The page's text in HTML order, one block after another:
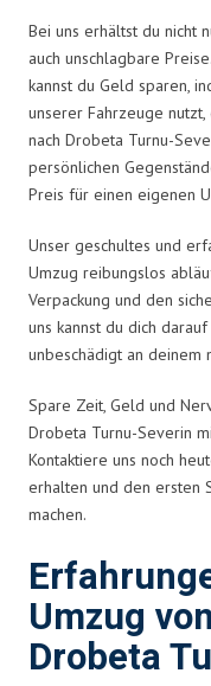
Bei uns erhältst du nicht
auch unschlagbare
kannst du Geld sparen,
unserer Fahrzeuge
nach Drobeta Turnu-
persönlichen
Preis für einen eigenen
Unser geschultes und
Umzug reibungslos
Verpackung und den
uns kannst du dich
unbeschädigt an deinem
Spare Zeit, Geld und
Drobeta Turnu-Severin
Kontaktiere uns noch
erhalten und den ersten
machen.
Umzug
Drobeta